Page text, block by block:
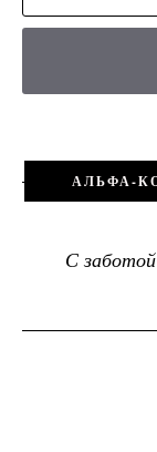
АЛЬФА-
С